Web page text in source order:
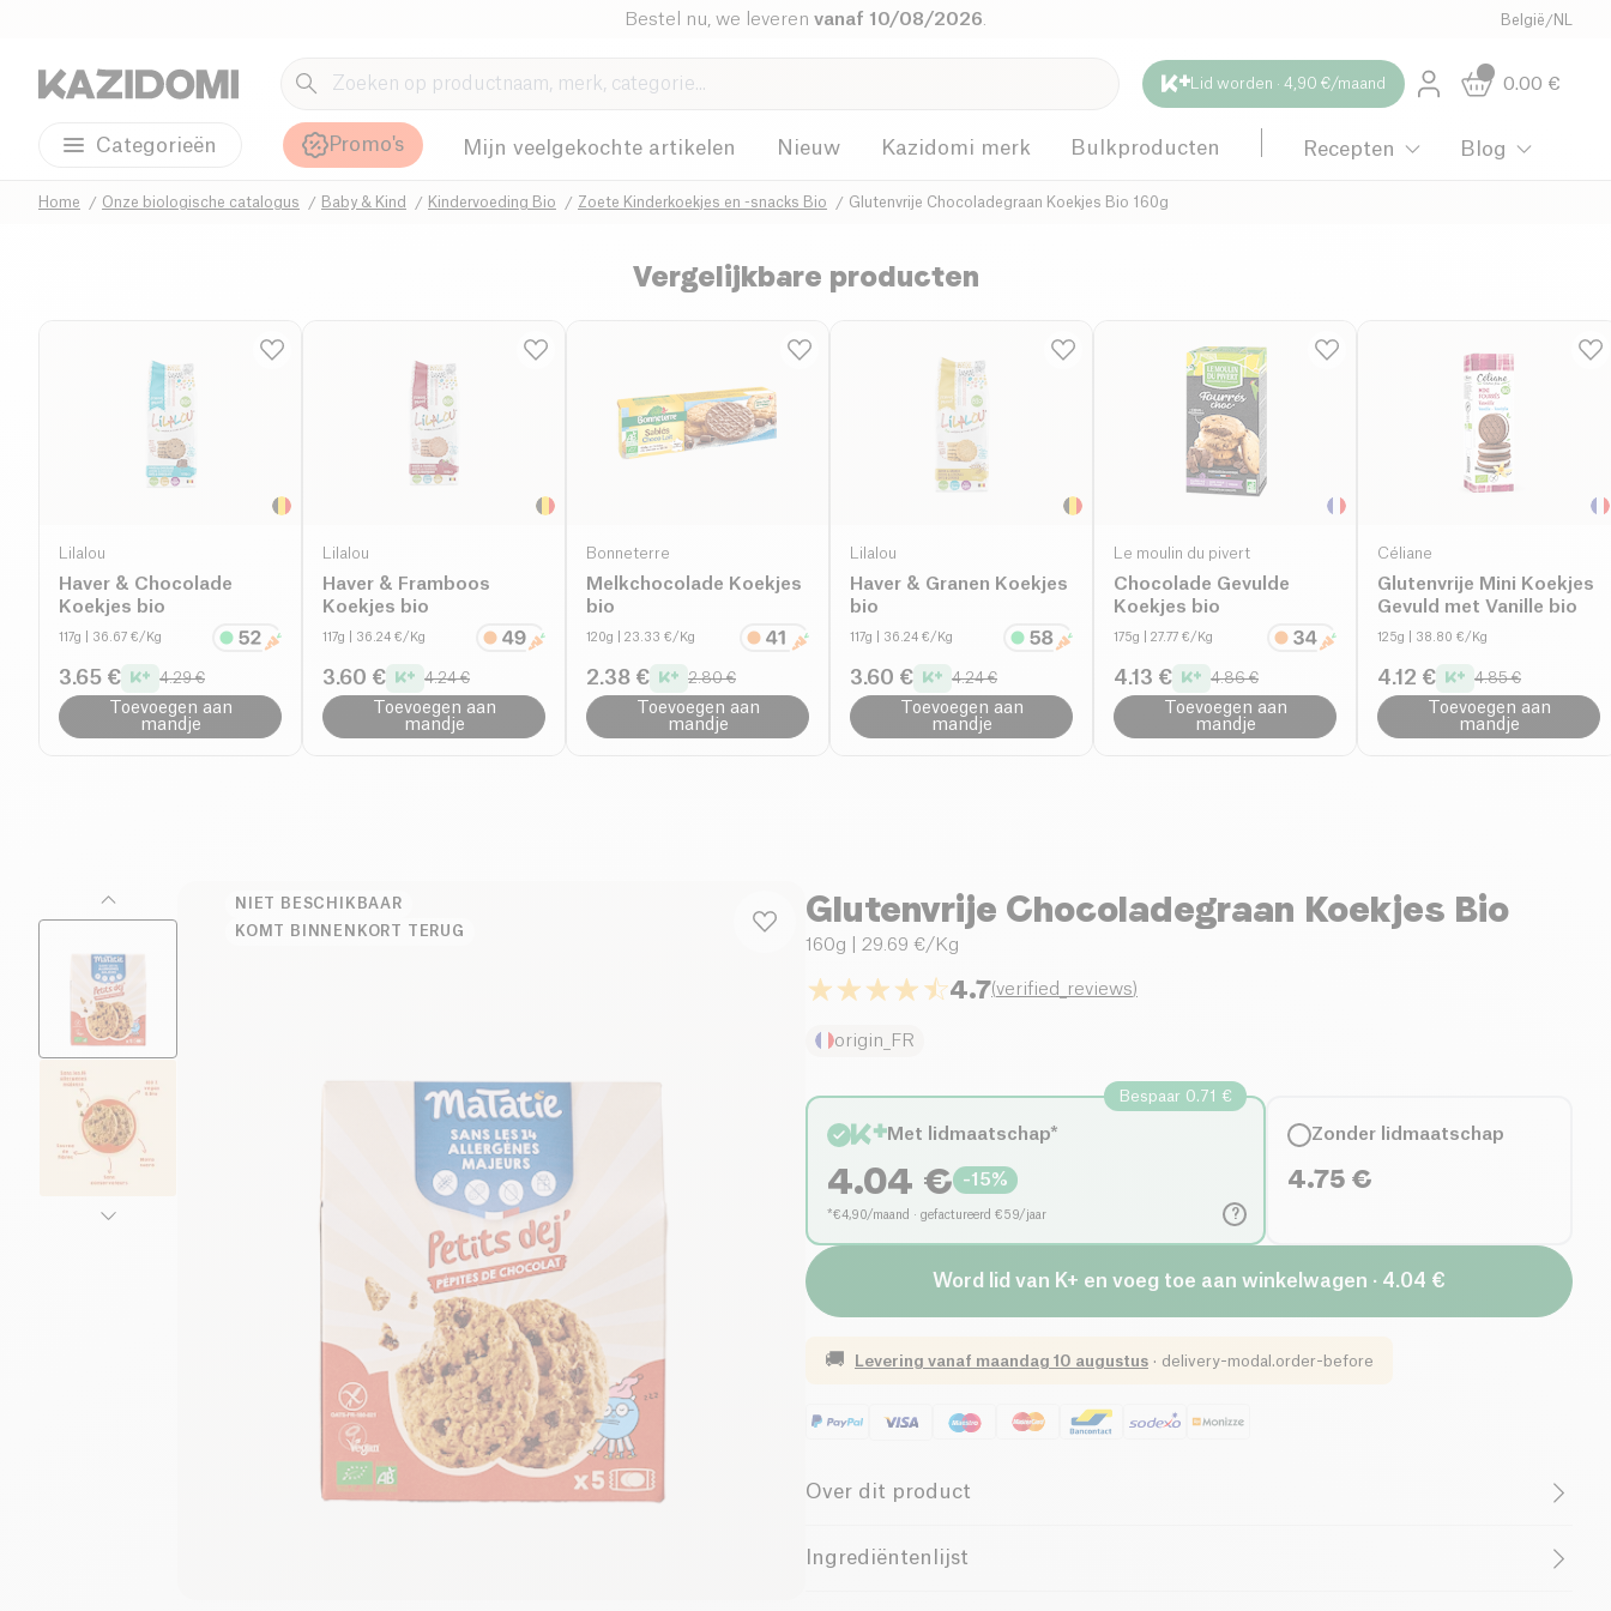
Bestel nu, we leveren vanaf 10/08/2026 België /NL
Lid worden · 4,90 €/maand 0.00 €
Categorieën Promo's Mijn veelgekochte artikelen Nieuw Kazidomi merk Bulkproducten Recepten Blog
Home Onze biologische catalogus Baby & Kind Kindervoeding Bio Zoete Kinderkoekjes en -snacks Bio Glutenvrije Chocoladegraan Koekjes Bio 160g
Vergelijkbare producten
Lilalou
Haver & Chocolade
Koekjes bio
117g | 36.67 €/Kg
3.65 € 4.29 €
Toevoegen aan
mandje
Lilalou
Haver & Framboos
Koekjes bio
117g | 36.24 €/Kg
3.60 € 4.24 €
Toevoegen aan
mandje
Bonneterre
Melkchocolade Koekjes
bio
120g | 23.33 €/Kg
2.38 € 2.80 €
Toevoegen aan
mandje
Lilalou
Haver & Granen Koekjes
bio
117g | 36.24 €/Kg
3.60 € 4.24 €
Toevoegen aan
mandje
Le moulin du pivert
Chocolade Gevulde
Koekjes bio
175g | 27.77 €/Kg
4.13 € 4.86 €
Toevoegen aan
mandje
Céliane
Glutenvrije Mini Koekjes
Gevuld met Vanille bio
125g | 38.80 €/Kg
4.12 € 4.85 €
Toevoegen aan
mandje
NIET BESCHIKBAAR
KOMT BINNENKORT TERUG
Glutenvrije Chocoladegraan Koekjes Bio
160g | 29.69 €/Kg
4.7(verified_reviews)
origin_FR
?
Bespaar 0.71 €
Met lidmaatschap*
4.04 € -15%
*€4,90/maand · gefactureerd €59/jaar
Zonder lidmaatschap
4.75 €
Word lid van K+ en voeg toe aan winkelwagen · 4.04 €
🚚 Levering vanaf maandag 10 augustus · delivery-modal.order-before
Over dit product
Glutenvrij (ingrediënten)
Ingrediëntenlijst